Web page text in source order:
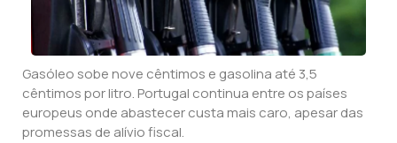
Gasóleo sobe nove cêntimos e gasolina até 3,5
cêntimos por litro. Portugal continua entre os países
europeus onde abastecer custa mais caro, apesar das
promessas de alívio fiscal.